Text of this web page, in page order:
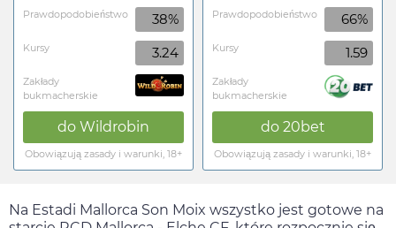
Prawdopodobieństwo 38%
Kursy 3.24
Zakłady
bukmacherskie
do Wildrobin
Obowiązują zasady i warunki, 18+
Prawdopodobieństwo 66%
Kursy 1.59
Zakłady
bukmacherskie
do 20bet
Obowiązują zasady i warunki, 18+
Na Estadi Mallorca Son Moix wszystko jest gotowe na